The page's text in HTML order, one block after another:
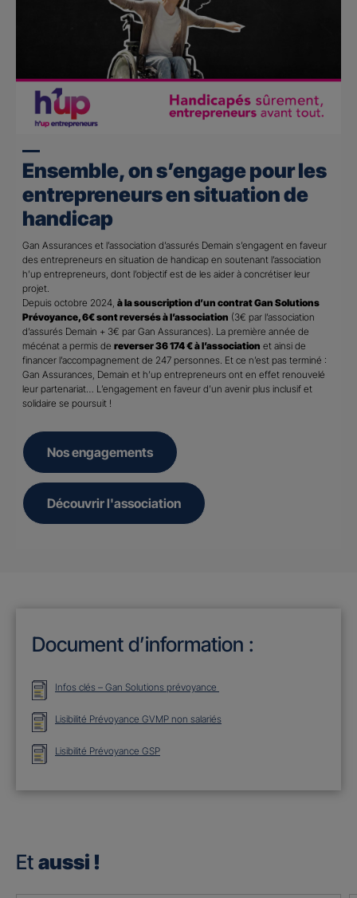
Ensemble, on s’engage pour les
entrepreneurs en situation de
handicap
Gan Assurances et l’association d’assurés Demain s’engagent en faveur
des entrepreneurs en situation de handicap en soutenant l’association
h’up entrepreneurs, dont l’objectif est de les aider à concrétiser leur
projet.
Depuis octobre 2024, à la souscription d’un contrat Gan Solutions
Prévoyance, 6€ sont reversés à l’association (3€ par l’association
d’assurés Demain + 3€ par Gan Assurances). La première année de
mécénat a permis de reverser 36 174 € à l’association et ainsi de
financer l’accompagnement de 247 personnes. Et ce n’est pas terminé :
Gan Assurances, Demain et h’up entrepreneurs ont en effet renouvelé
leur partenariat… L’engagement en faveur d’un avenir plus inclusif et
solidaire se poursuit !
Nos engagements
Découvrir l'association
Document d’information :
Infos clés – Gan Solutions prévoyance
Lisibilité Prévoyance GVMP non salariés
Lisibilité Prévoyance GSP
Et aussi !